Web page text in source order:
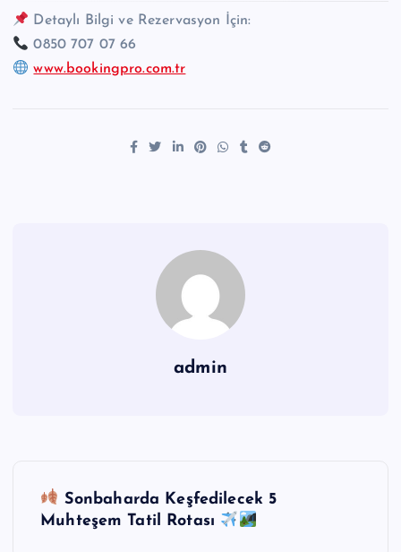
Detaylı Bilgi ve Rezervasyon İçin:
0850 707 07 66
www.bookingpro.com.tr
admin
Sonbaharda Keşfedilecek 5
Muhteşem Tatil Rotası